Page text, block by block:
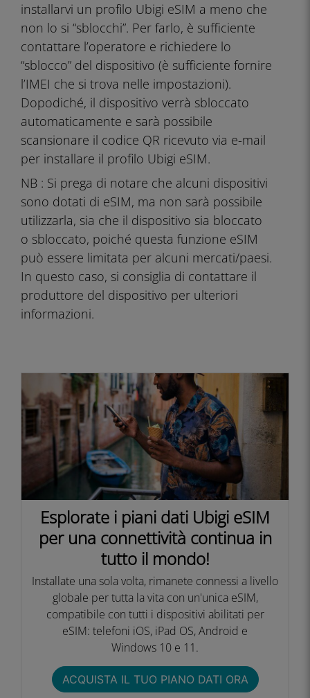
installarvi un profilo Ubigi eSIM a meno che
non lo si “sblocchi”. Per farlo, è sufficiente
contattare l’operatore e richiedere lo
“sblocco” del dispositivo (è sufficiente fornire
l’IMEI che si trova nelle impostazioni).
Dopodiché, il dispositivo verrà sbloccato
automaticamente e sarà possibile
scansionare il codice QR ricevuto via e-mail
per installare il profilo Ubigi eSIM.
NB : Si prega di notare che alcuni dispositivi
sono dotati di eSIM, ma non sarà possibile
utilizzarla, sia che il dispositivo sia bloccato
o sbloccato, poiché questa funzione eSIM
può essere limitata per alcuni mercati/paesi.
In questo caso, si consiglia di contattare il
produttore del dispositivo per ulteriori
informazioni.
Esplorate i piani dati Ubigi eSIM
per una connettività continua in
tutto il mondo!
Installate una sola volta, rimanete connessi a livello
globale per tutta la vita con un'unica eSIM,
compatibile con tutti i dispositivi abilitati per
eSIM: telefoni iOS, iPad OS, Android e
Windows 10 e 11.
ACQUISTA IL TUO PIANO DATI ORA